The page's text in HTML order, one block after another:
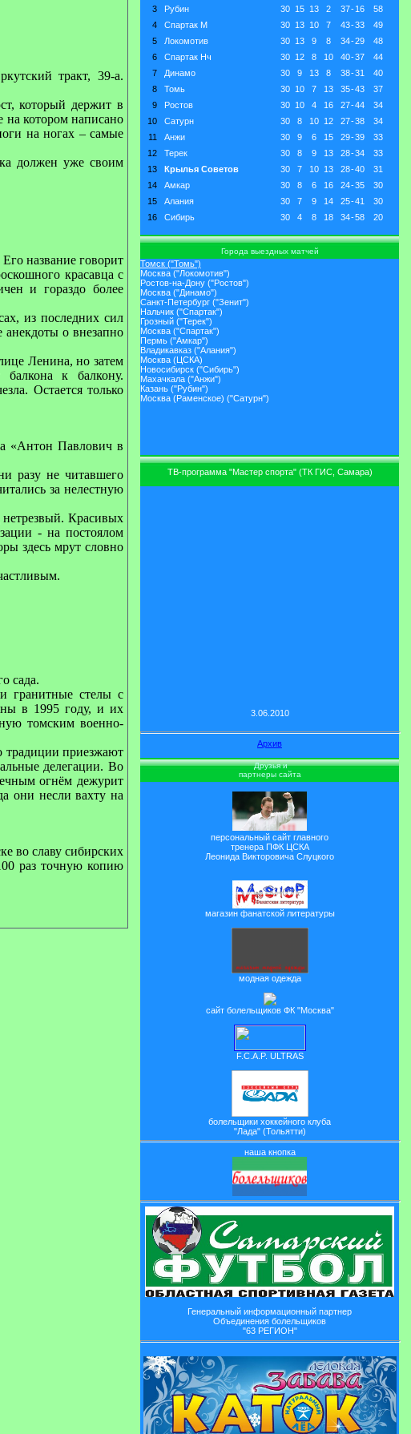
тракт, 39-а.
который держит в
на котором написано
на ногах – самые
должен уже своим
название говорит
красавца с
и гораздо более
из последних сил
анекдоты о внезапно
Ленина, но затем
к балкону.
Остается только
«Антон Павлович в
разу не читавшего
за нелестную
Красивых
- на постоялом
здесь мрут словно
сада.
гранитные стелы с
в 1995 году, и их
томским военно-
традиции приезжают
делегации. Во
огнём дежурит
они несли вахту на
во славу сибирских
раз точную копию
3
Рубин 30 15 13 2 37-16
58
4
Спартак М 30 13 10 7 43-33
49
5
Локомотив 30 13 9 8 34-29
48
6
Спартак Нч 30 12 8 10 40-37
44
7
Динамо 30 9 13 8 38-31
40
8
Томь 30 10 7 13 35-43
37
9
Ростов 30 10 4 16 27-44
34
10
Сатурн 30 8 10 12 27-38
34
11
Анжи 30 9 6 15 29-39
33
12
Терек 30 8 9 13 28-34
33
13
Крылья Советов 30 7 10 13 28-40
31
14
Амкар 30 8 6 16 24-35
30
15
Алания 30 7 9 14 25-41
30
16
Сибирь 30 4 8 18 34-58 20
Города выездных матчей
Томск ("Томь")
Москва ("Локомотив")
Ростов-на-Дону ("Ростов")
Москва ("Динамо")
Санкт-Петербург ("Зенит")
Нальчик ("Спартак")
Грозный ("Терек")
Москва ("Спартак")
Пермь ("Амкар")
Владикавказ ("Алания")
Москва (ЦСКА)
Новосибирск ("Сибирь")
Махачкала ("Анжи")
Казань ("Рубин")
Москва (Раменское) ("Сатурн")
ТВ-программа "Мастер спорта" (ТК ГИС, Самара)
3.06.2010
Архив
Друзья и
партнеры сайта
персональный сайт главного
тренера ПФК ЦСКА
Леонида Викторовича Слуцкого
магазин фанатской литературы
модная одежда
сайт болельщиков ФК "Москва"
F.C.A.P. ULTRAS
болельщики хоккейного клуба
"Лада" (Тольятти)
наша кнопка
Генеральный информационный партнер
Объединения болельщиков
"63 РЕГИОН"